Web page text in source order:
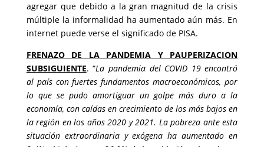
agregar que debido a la gran magnitud de la crisis
múltiple la informalidad ha aumentado aún más. En
internet puede verse el significado de PISA.
FRENAZO DE LA PANDEMIA Y PAUPERIZACION
SUBSIGUIENTE. “La pandemia del COVID 19 encontró
al país con fuertes fundamentos macroeconómicos, por
lo que se pudo amortiguar un golpe más duro a la
economía, con caídas en crecimiento de los más bajos en
la región en los años 2020 y 2021. La pobreza ante esta
situación extraordinaria y exógena ha aumentado en